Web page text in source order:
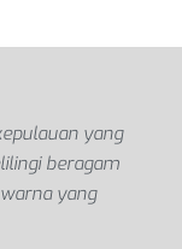
yang
beragam
yang